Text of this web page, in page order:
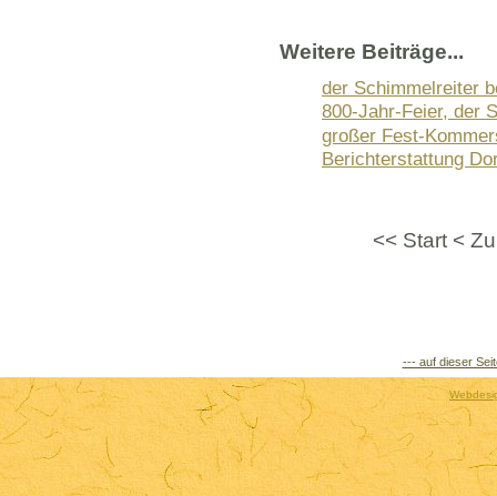
Weitere Beiträge...
der Schimmelreiter
800-Jahr-Feier, der
großer Fest-
Berichterstattung
<< Start <
--- auf dieser